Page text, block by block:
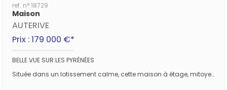
ref. n° 18729
Maison
AUTERIVE
Prix : 179 000 €*
BELLE VUE SUR LES PYRÉNÉES
Située dans un lotissement calme, cette maison à étage, mitoyenne sur deux côtés, offre un cadre de vie agréable. D’une...